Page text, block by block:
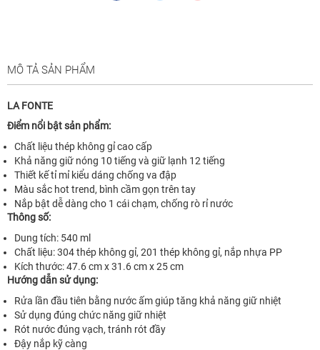
MÔ TẢ SẢN PHẨM
LA FONTE
Điểm nổi bật sản phẩm:
Chất liệu thép không gỉ cao cấp
Khả năng giữ nóng 10 tiếng và giữ lạnh 12 tiếng
Thiết kế tỉ mỉ kiểu dáng chống va đập
Màu sắc hot trend, bình cầm gọn trên tay
Nắp bật dễ dàng cho 1 cái chạm, chống rò rỉ nước
Thông số:
Dung tích: 540 ml
Chất liệu: 304 thép không gỉ, 201 thép không gỉ, nắp nhựa PP
Kích thước: 47.6 cm x 31.6 cm x 25 cm
Hướng dẫn sử dụng:
Rửa lần đầu tiên bằng nước ấm giúp tăng khả năng giữ nhiệt
Sử dụng đúng chức năng giữ nhiệt
Rót nước đúng vạch, tránh rót đầy
Đậy nắp kỹ càng